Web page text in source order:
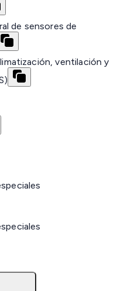
de sensores de
ventilación y